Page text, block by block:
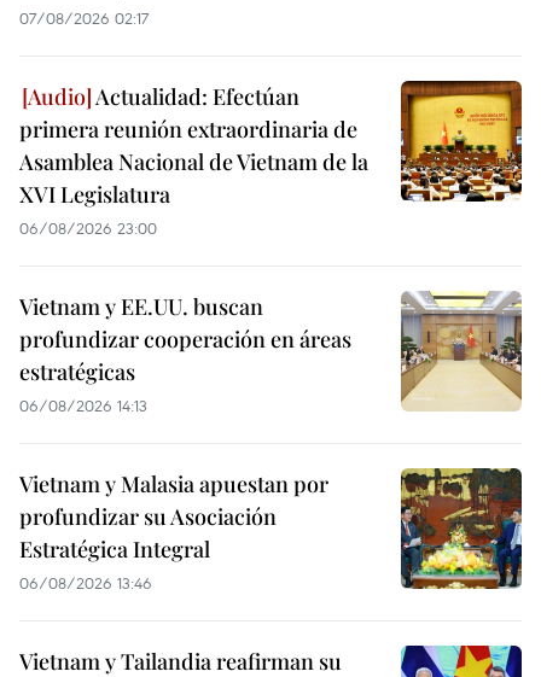
07/08/2026 02:17
Actualidad: Efectúan
primera reunión extraordinaria de
Asamblea Nacional de Vietnam de la
XVI Legislatura
06/08/2026 23:00
Vietnam y EE.UU. buscan
profundizar cooperación en áreas
estratégicas
06/08/2026 14:13
Vietnam y Malasia apuestan por
profundizar su Asociación
Estratégica Integral
06/08/2026 13:46
Vietnam y Tailandia reafirman su